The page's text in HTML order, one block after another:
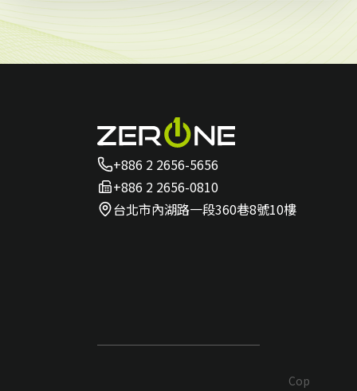
+886 2 2656-5656
+886 2 2656-0810
台北市內湖路一段360巷8號10樓
Cop